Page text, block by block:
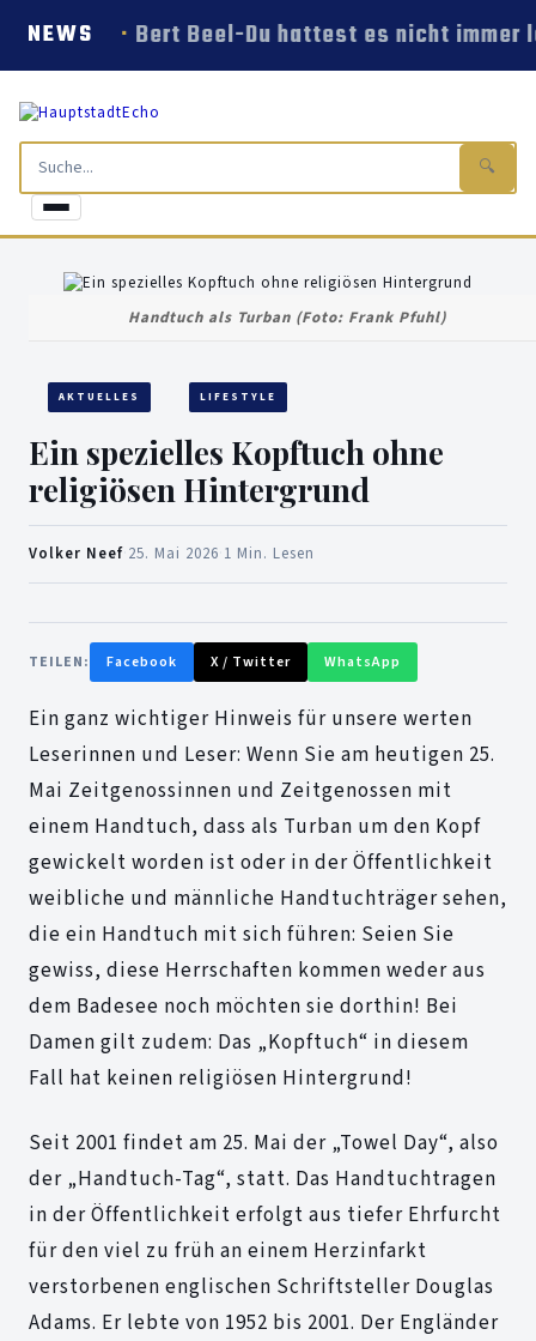
NEWS Bert Beel-Du hattest es nicht immer
🔍
Handtuch als Turban (Foto: Frank Pfuhl)
AKTUELLES LIFESTYLE
Ein spezielles Kopftuch ohne
religiösen Hintergrund
Volker Neef 25. Mai 2026 1 Min. Lesen
TEILEN: Facebook X / Twitter WhatsApp
Ein ganz wichtiger Hinweis für unsere werten
Leserinnen und Leser: Wenn Sie am heutigen 25.
Mai Zeitgenossinnen und Zeitgenossen mit
einem Handtuch, dass als Turban um den Kopf
gewickelt worden ist oder in der Öffentlichkeit
weibliche und männliche Handtuchträger sehen,
die ein Handtuch mit sich führen: Seien Sie
gewiss, diese Herrschaften kommen weder aus
dem Badesee noch möchten sie dorthin! Bei
Damen gilt zudem: Das „Kopftuch“ in diesem
Fall hat keinen religiösen Hintergrund!
Seit 2001 findet am 25. Mai der „Towel Day“, also
der „Handtuch-Tag“, statt. Das Handtuchtragen
in der Öffentlichkeit erfolgt aus tiefer Ehrfurcht
für den viel zu früh an einem Herzinfarkt
verstorbenen englischen Schriftsteller Douglas
Adams. Er lebte von 1952 bis 2001. Der Engländer